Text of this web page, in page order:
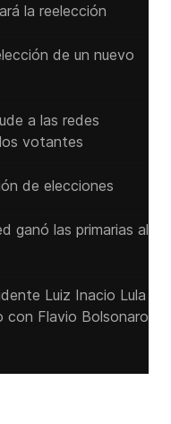
la reelección
de un nuevo
a las redes
votantes
de elecciones
ganó las primarias al
Luiz Inacio Lula
con Flavio Bolsonaro